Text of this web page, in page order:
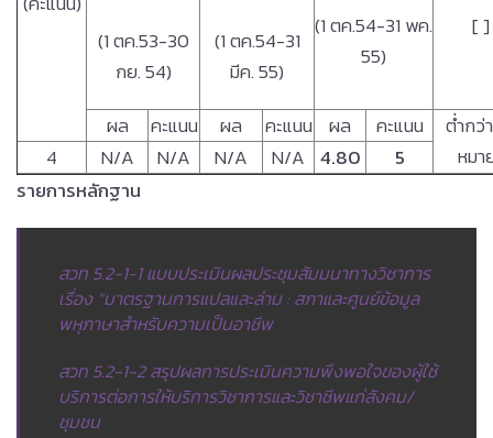
(1 ตค.53-30
กย. 54)
(1 ตค.54-31
มีค. 55)
(1 ตค.54-31 พค.
55)
[ ]
ผล คะแนน ผล คะแนน ผล คะแนน
ต่ำกว่
หม
4 N/A N/A N/A N/A 4.80
5
รายการหลักฐาน
สวท 5.2-1-1 แบบประเมินผลประชุมสัมมนาทางวิชาการ
เรื่อง “มาตรฐานการแปลและล่าม : สภาและศูนย์ข้อมูล
พหุภาษาสำหรับความเป็นอาชีพ
สวท 5.2-1-2 สรุปผลการประเมินความพึงพอใจของผู้ใช้
บริการต่อการให้บริการวิชาการและวิชาชีพแก่สังคม/
ชุมชน